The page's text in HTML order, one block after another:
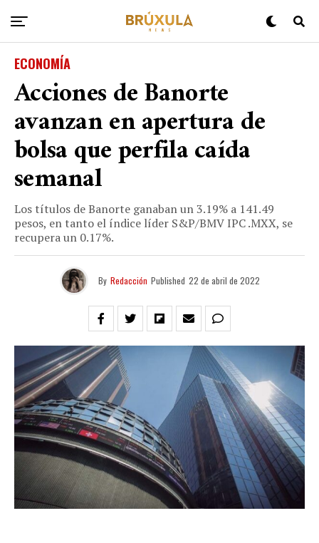
ECONOMÍA
Acciones de Banorte
avanzan en apertura de
bolsa que perfila caída
semanal
Los títulos de Banorte ganaban un 3.19% a 141.49
pesos, en tanto el índice líder S&P/BMV IPC .MXX, se
recupera un 0.17%.
By Redacción Published 22 de abril de 2022